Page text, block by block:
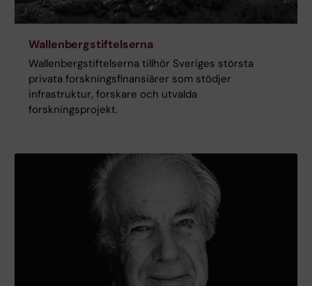
Wallenbergstiftelserna
Wallenbergstiftelserna tillhör Sveriges största
privata forskningsfinansiärer som stödjer
infrastruktur, forskare och utvalda
forskningsprojekt.